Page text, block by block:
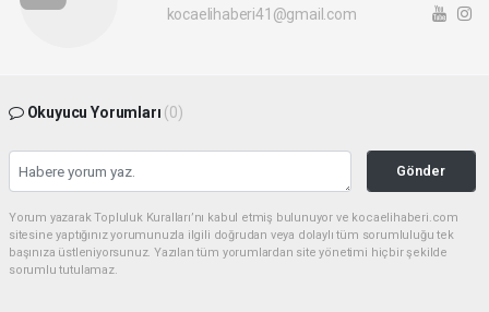
kocaelihaberi41@gmail.com
Okuyucu Yorumları (0)
Gönder
Yorum yazarak Topluluk Kuralları’nı kabul etmiş bulunuyor ve kocaelihaberi.com
sitesine yaptığınız yorumunuzla ilgili doğrudan veya dolaylı tüm sorumluluğu tek
başınıza üstleniyorsunuz. Yazılan tüm yorumlardan site yönetimi hiçbir şekilde
sorumlu tutulamaz.